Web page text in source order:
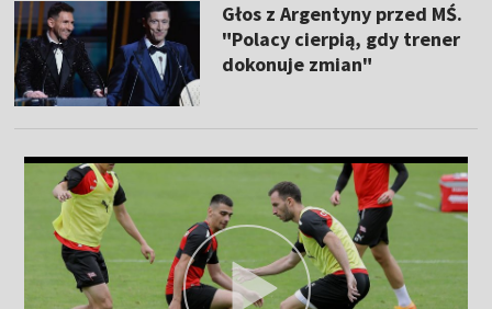
Głos z Argentyny przed MŚ.
"Polacy cierpią, gdy trener
dokonuje zmian"